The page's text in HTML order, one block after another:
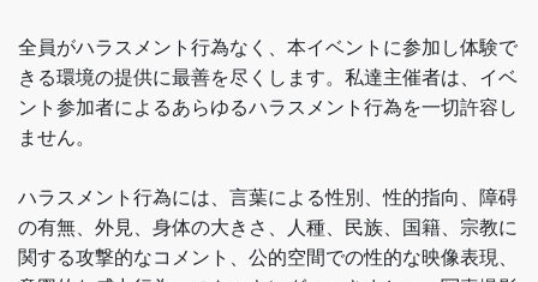
全員がハラスメント行為なく、本イベントに参加し体験で
きる環境の提供に最善を尽くします。私達主催者は、イベ
ント参加者によるあらゆるハラスメント行為を一切許容し
ません。
ハラスメント行為には、言葉による性別、性的指向、障碍
の有無、外見、身体の大きさ、人種、民族、国籍、宗教に
関する攻撃的なコメント、公的空間での性的な映像表現、